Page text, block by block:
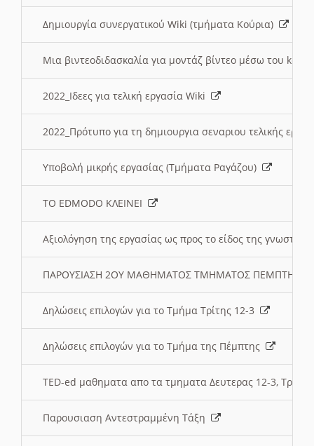
Δημιουργία συνεργατικού Wiki (τμήματα Κούρια)
Μια βιντεοδιδασκαλία για μοντάζ βίντεο μέσω του
2022_Ιδεες για τελική εργασία Wiki
2022_Πρότυπο για τη δημιουργια σεναριου τελικής
Υποβολή μικρής εργασίας (Τμήματα Ραγάζου)
ΤΟ EDMODO ΚΛΕΙΝΕΙ
Αξιολόγηση της εργασίας ως προς το είδος της
ΠΑΡΟΥΣΙΑΣΗ 2ΟΥ ΜΑΘΗΜΑΤΟΣ ΤΜΗΜΑΤΟΣ
Δηλώσεις επιλογών για το Τμήμα Τρίτης 12-3
Δηλώσεις επιλογών για το Τμήμα της Πέμπτης
TED-ed μαθηματα απο τα τμηματα Δευτερας 12-3,
Παρουσιαση Αντεστραμμένη Τάξη